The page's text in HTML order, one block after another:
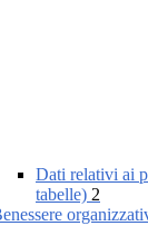
Dati relativi ai
tabelle) 2